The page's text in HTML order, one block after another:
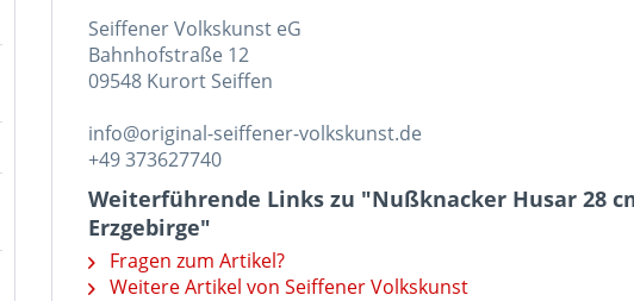
Seiffener Volkskunst eG
Bahnhofstraße 12
09548 Kurort Seiffen
info@original-seiffener-volkskunst.de
+49 373627740
Weiterführende Links zu "Nußknacker Husar 28
Erzgebirge"
Fragen zum Artikel?
Weitere Artikel von Seiffener Volkskunst